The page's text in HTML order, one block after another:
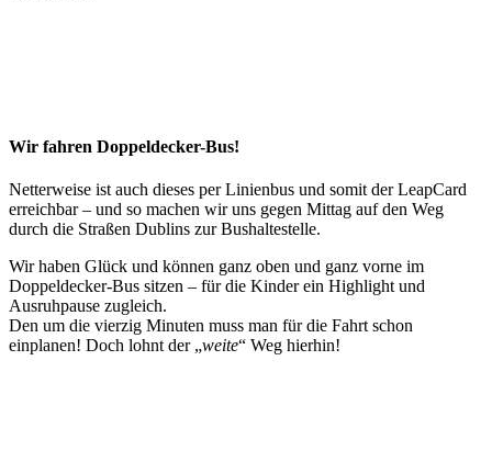
Wir fahren Doppeldecker-Bus!
Netterweise ist auch dieses per Linienbus und somit der LeapCard
erreichbar – und so machen wir uns gegen Mittag auf den Weg
durch die Straßen Dublins zur Bushaltestelle.
Wir haben Glück und können ganz oben und ganz vorne im
Doppeldecker-Bus sitzen – für die Kinder ein Highlight und
Ausruhpause zugleich.
Den um die vierzig Minuten muss man für die Fahrt schon
einplanen! Doch lohnt der „weite“ Weg hierhin!